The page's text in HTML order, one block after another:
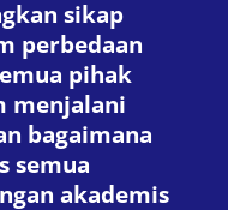
sikap
perbedaan
pihak
menjalani
bagaimana
semua
akademis